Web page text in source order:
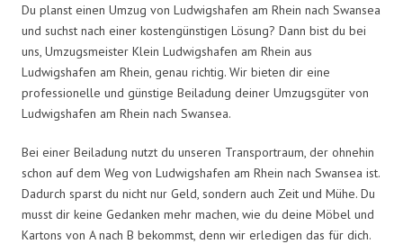
Du planst einen Umzug von Ludwigshafen am Rhein nach Swansea
und suchst nach einer kostengünstigen Lösung? Dann bist du bei
uns, Umzugsmeister Klein Ludwigshafen am Rhein aus
Ludwigshafen am Rhein, genau richtig. Wir bieten dir eine
professionelle und günstige Beiladung deiner Umzugsgüter von
Ludwigshafen am Rhein nach Swansea.
Bei einer Beiladung nutzt du unseren Transportraum, der ohnehin
schon auf dem Weg von Ludwigshafen am Rhein nach Swansea ist.
Dadurch sparst du nicht nur Geld, sondern auch Zeit und Mühe. Du
musst dir keine Gedanken mehr machen, wie du deine Möbel und
Kartons von A nach B bekommst, denn wir erledigen das für dich.